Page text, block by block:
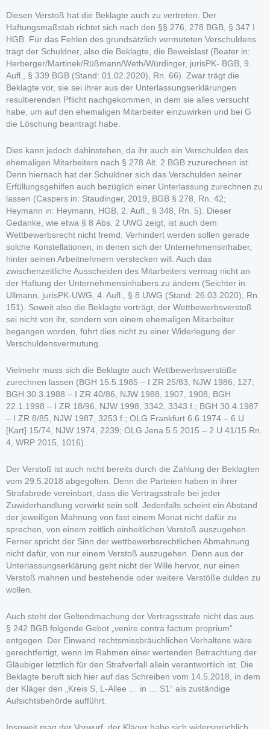
Diesen Verstoß hat die Beklagte auch zu vertreten. Der
Haftungsmaßstab richtet sich nach den §§ 276, 278 BGB, § 347 I
HGB. Für das Fehlen des grundsätzlich vermuteten Verschuldens
trägt der Schuldner, also die Beklagte, die Beweislast (Beater in:
Herberger/Martinek/Rüßmann/Weth/Würdinger, jurisPK- BGB, 9.
Aufl., § 339 BGB (Stand: 01.02.2020), Rn. 66). Zwar trägt die
Beklagte vor, sie sei ihrer aus der Unterlassungserklärungen
resultierenden Pflicht nachgekommen, in dem sie alles versucht
habe, um auf den ehemaligen Mitarbeiter einzuwirken und bei G
die Löschung beantragt habe.
Dies kann jedoch dahinstehen, da ihr auch ein Verschulden des
ehemaligen Mitarbeiters nach § 278 Alt. 2 BGB zuzurechnen ist.
Denn hiernach hat der Schuldner sich das Verschulden seiner
Erfüllungsgehilfen auch bezüglich einer Unterlassung zurechnen zu
lassen (Caspers in: Staudinger, 2019, BGB § 278, Rn. 42;
Heymann in: Heymann, HGB, 2. Aufl., § 348, Rn. 5). Dieser
Gedanke, wie etwa § 8 Abs. 2 UWG zeigt, ist auch dem
Wettbewerbsrecht nicht fremd. Verhindert werden sollen gerade
solche Konstellationen, in denen sich der Unternehmensinhaber,
hinter seinen Arbeitnehmern verstecken will. Auch das
zwischenzeitliche Ausscheiden des Mitarbeiters vermag nicht an
der Haftung der Unternehmensinhabers zu ändern (Seichter in:
Ullmann, jurisPK-UWG, 4. Aufl., § 8 UWG (Stand: 26.03.2020), Rn.
151). Soweit also die Beklagte vorträgt, der Wettbewerbsverstoß
sei nicht von ihr, sondern von einem ehemaligen Mitarbeiter
begangen worden, führt dies nicht zu einer Widerlegung der
Verschuldensvermutung.
Vielmehr muss sich die Beklagte auch Wettbewerbsverstöße
zurechnen lassen (BGH 15.5.1985 – I ZR 25/83, NJW 1986, 127;
BGH 30.3.1988 – I ZR 40/86, NJW 1988, 1907, 1908; BGH
22.1.1998 – I ZR 18/96, NJW 1998, 3342, 3343 f.; BGH 30.4.1987
– I ZR 8/85, NJW 1987, 3253 f.; OLG Frankfurt 6.6.1974 – 6 U
[Kart] 15/74, NJW 1974, 2239; OLG Jena 5.5.2015 – 2 U 41/15 Rn.
4, WRP 2015, 1016).
Der Verstoß ist auch nicht bereits durch die Zahlung der Beklagten
vom 29.5.2018 abgegolten. Denn die Parteien haben in ihrer
Strafabrede vereinbart, dass die Vertragsstrafe bei jeder
Zuwiderhandlung verwirkt sein soll. Jedenfalls scheint ein Abstand
der jeweiligen Mahnung von fast einem Monat nicht dafür zu
sprechen, von einem zeitlich einheitlichen Verstoß auszugehen.
Ferner spricht der Sinn der wettbewerbsrechtlichen Abmahnung
nicht dafür, von nur einem Verstoß auszugehen. Denn aus der
Unterlassungserklärung geht nicht der Wille hervor, nur einen
Verstoß mahnen und bestehende oder weitere Verstöße dulden zu
wollen.
Auch steht der Geltendmachung der Vertragsstrafe nicht das aus
§ 242 BGB folgende Gebot „venire contra factum proprium“
entgegen. Der Einwand rechtsmissbräuchlichen Verhaltens wäre
gerechtfertigt, wenn im Rahmen einer wertenden Betrachtung der
Gläubiger letztlich für den Strafverfall allein verantwortlich ist. Die
Beklagte beruft sich hier auf das Schreiben vom 14.5.2018, in dem
der Kläger den „Kreis S, L-Allee … in … S1“ als zuständige
Aufsichtsbehörde aufführt.